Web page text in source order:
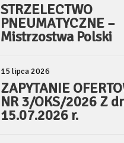
STRZELECTWO
PNEUMATYCZNE –
Mistrzostwa Polski
15 lipca 2026
ZAPYTANIE
NR 3/OKS/2026 Z
15.07.2026 r.